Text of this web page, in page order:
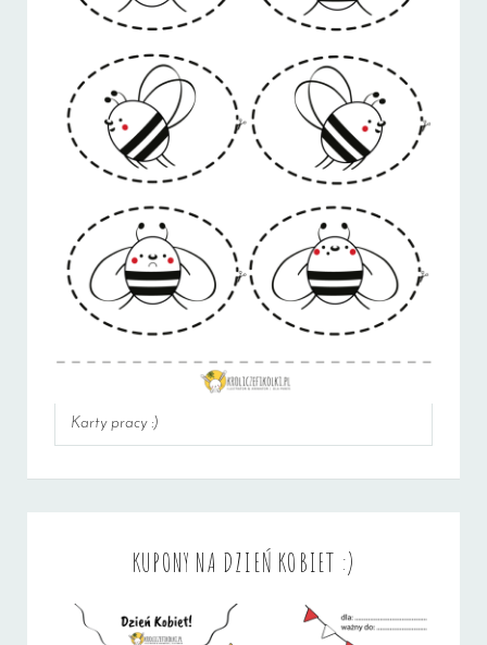
Karty pracy :)
KUPONY NA DZIEŃ KOBIET :)